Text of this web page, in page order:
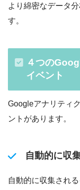
より綿密なデータ
す。
４つの
イベント
Googleアナリティ
ントがあります。
自動的に収
自動的に収集され